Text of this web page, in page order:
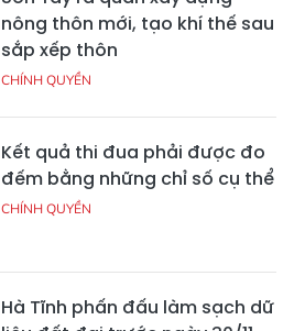
nông thôn mới, tạo khí thế sau
sắp xếp thôn
CHÍNH QUYỀN
Kết quả thi đua phải được đo
đếm bằng những chỉ số cụ thể
CHÍNH QUYỀN
Hà Tĩnh phấn đấu làm sạch dữ